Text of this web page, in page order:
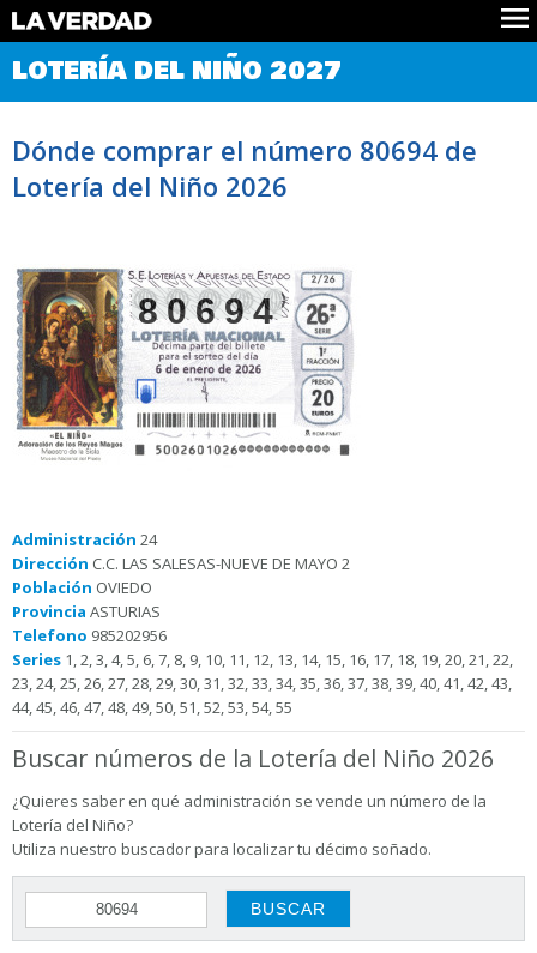
Comprobar Loteria del Niño
Premios
Noticias
Datos
LOTERÍA DEL NIÑO 2027
Dónde comprar el número 80694 de
Lotería del Niño 2026
80694
Administración 24
Dirección C.C. LAS SALESAS-NUEVE DE MAYO 2
Población OVIEDO
Provincia ASTURIAS
Telefono 985202956
Series 1, 2, 3, 4, 5, 6, 7, 8, 9, 10, 11, 12, 13, 14, 15, 16, 17, 18, 19, 20, 21, 22,
23, 24, 25, 26, 27, 28, 29, 30, 31, 32, 33, 34, 35, 36, 37, 38, 39, 40, 41, 42, 43,
44, 45, 46, 47, 48, 49, 50, 51, 52, 53, 54, 55
Buscar números de la Lotería del Niño 2026
¿Quieres saber en qué administración se vende un número de la
Lotería del Niño?
Utiliza nuestro buscador para localizar tu décimo soñado.